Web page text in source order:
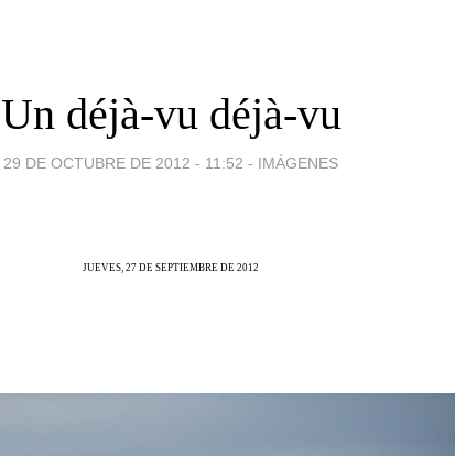
Un déjà-vu déjà-vu
29 DE OCTUBRE DE 2012 - 11:52 - IMÁGENES
JUEVES, 27 DE SEPTIEMBRE DE 2012